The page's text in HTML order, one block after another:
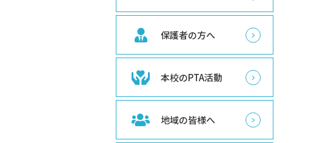
保護者の方へ
本校のPTA活動
地域の皆様へ